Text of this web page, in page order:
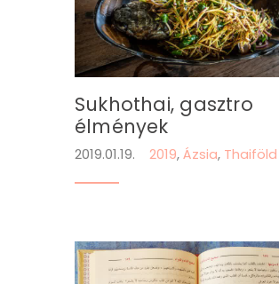
Sukhothai, gasztro
élmények
2019.01.19. 2019,Ázsia, Thaiföld